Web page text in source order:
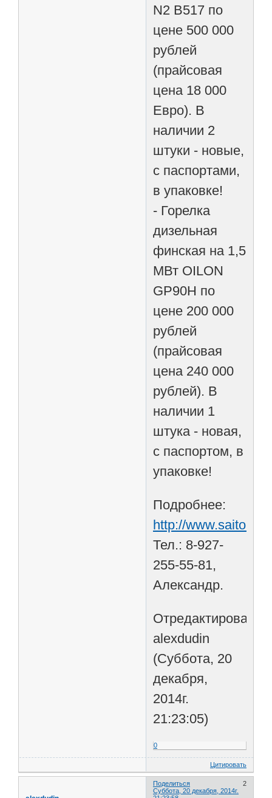
N2 B517 по
цене 500 000
рублей
(прайсовая
цена 18 000
Евро). В
наличии 2
штуки - новые,
с паспортами,
в упаковке!
- Горелка
дизельная
финская на 1,5
МВт OILON
GP90H по
цене 200 000
рублей
(прайсовая
цена 240 000
рублей). В
наличии 1
штука - новая,
с паспортом, в
упаковке!
Подробнее:
http://
Тел.: 8-927-
255-55-81,
Александр.
Отредактировано
alexdudin
(Суббота, 20
декабря,
2014г.
21:23:05)
0
Цитировать
Поделиться
2
Суббота, 20 декабря, 2014г.